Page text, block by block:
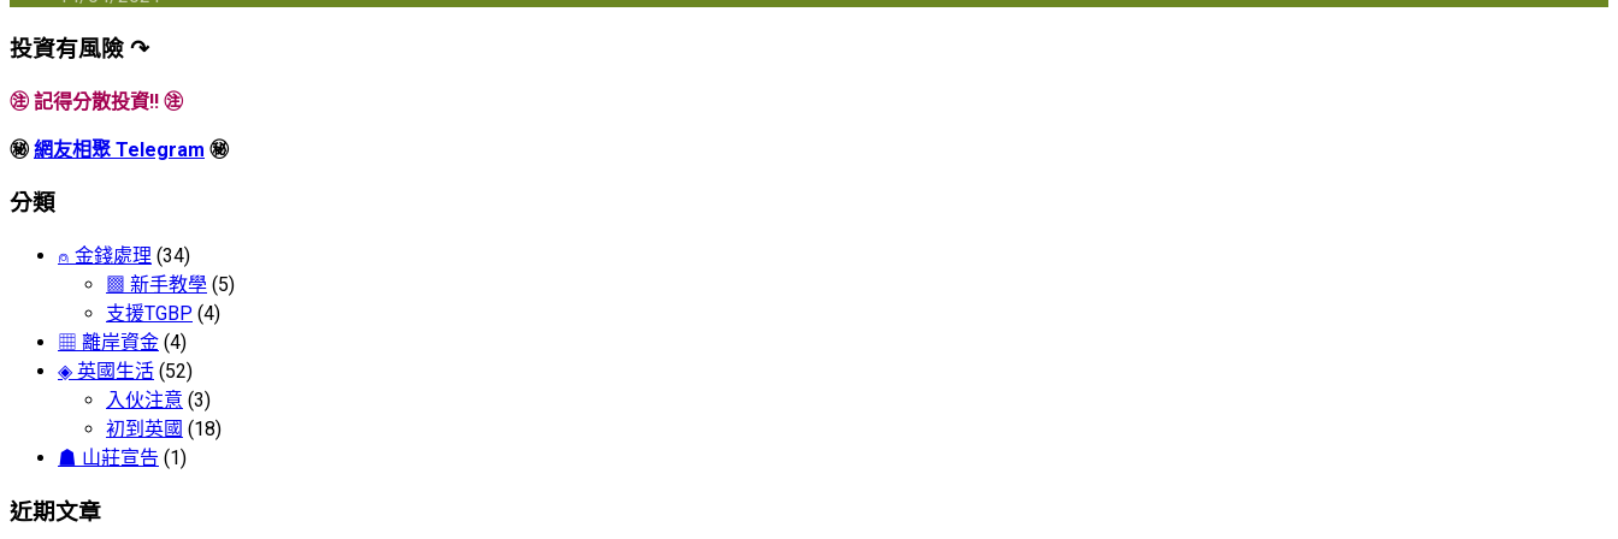
投資有風險 ↷
㊟ 記得分散投資!! ㊟
㊙ 網友相聚 Telegram ㊙
分類
⍝ 金錢處理 (34)
▩ 新手教學 (5)
支援TGBP (4)
▦ 離岸資金 (4)
◈ 英國生活 (52)
入伙注意 (3)
初到英國 (18)
☗ 山莊宣告 (1)
近期文章